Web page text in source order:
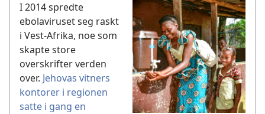
I 2014 spredte
ebolaviruset seg raskt
i Vest-Afrika, noe som
skapte store
overskrifter verden
over. Jehovas vitners
kontorer i regionen
satte i gang en